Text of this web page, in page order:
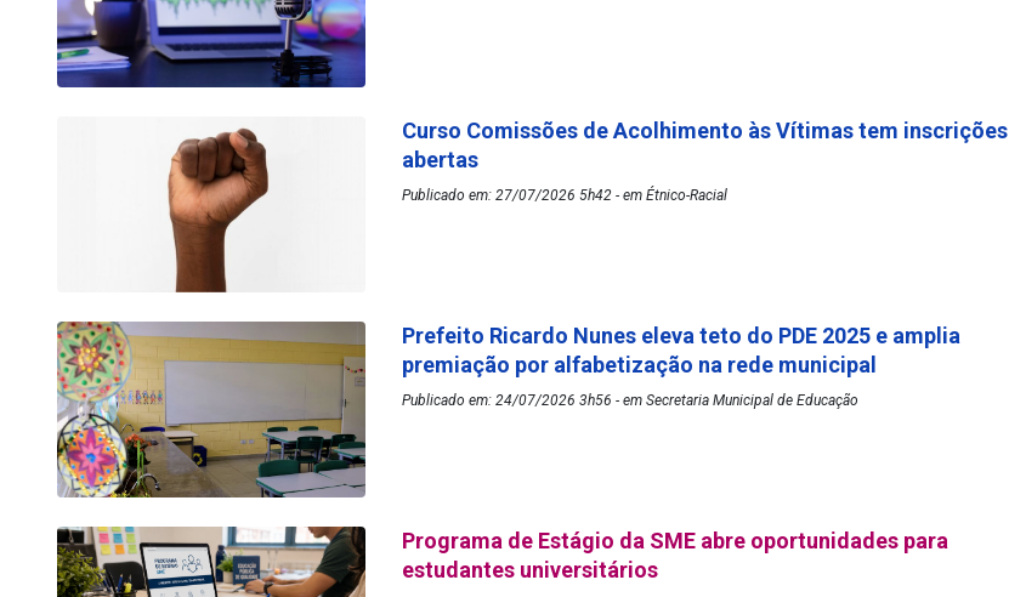
Curso Comissões de Acolhimento às Vítimas tem inscrições
abertas
Publicado em: 27/07/2026 5h42 - em Étnico-Racial
Prefeito Ricardo Nunes eleva teto do PDE 2025 e amplia
premiação por alfabetização na rede municipal
Publicado em: 24/07/2026 3h56 - em Secretaria Municipal de Educação
Programa de Estágio da SME abre oportunidades para
estudantes universitários